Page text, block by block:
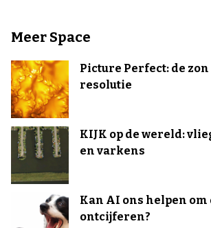
Meer Space
Picture Perfect: de
resolutie
KIJK op de wereld:
en varkens
Kan AI ons helpen
ontcijferen?